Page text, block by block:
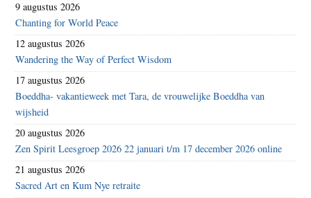
9 augustus 2026
Chanting for World Peace
12 augustus 2026
Wandering the Way of Perfect Wisdom
17 augustus 2026
Boeddha- vakantieweek met Tara, de vrouwelijke Boeddha van
wijsheid
20 augustus 2026
Zen Spirit Leesgroep 2026 22 januari t/m 17 december 2026 online
21 augustus 2026
Sacred Art en Kum Nye retraite